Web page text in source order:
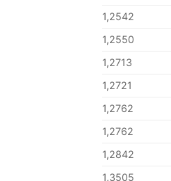
1,2542
1,2550
1,2713
1,2721
1,2762
1,2762
1,2842
1,3505